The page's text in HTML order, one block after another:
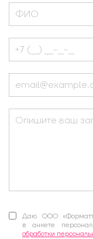
Даю ООО
в анкете
обработки